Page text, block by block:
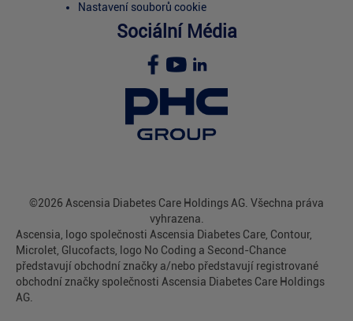
Nastavení souborů cookie
Sociální Média
©2026 Ascensia Diabetes Care Holdings AG. Všechna práva
vyhrazena.
Ascensia, logo společnosti Ascensia Diabetes Care, Contour,
Microlet, Glucofacts, logo No Coding a Second-Chance
představují obchodní značky a/nebo představují registrované
obchodní značky společnosti Ascensia Diabetes Care Holdings
AG.